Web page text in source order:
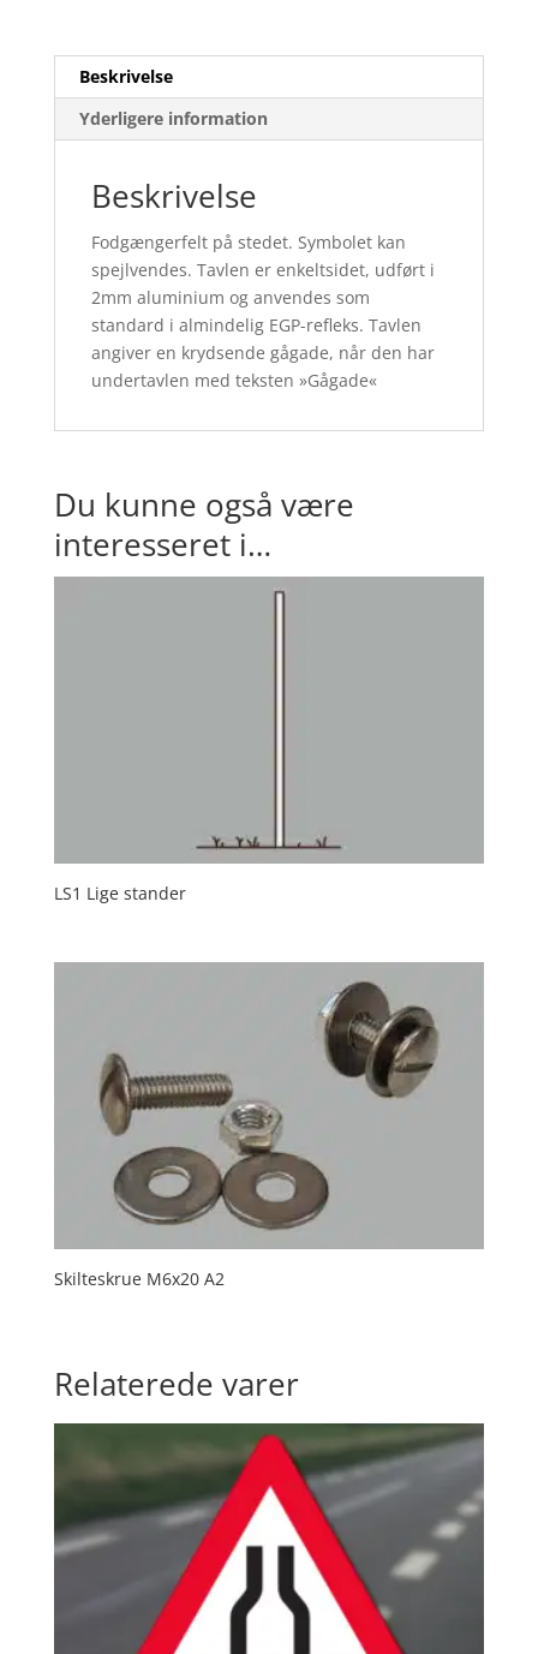
Beskrivelse
Yderligere information
Beskrivelse
Fodgængerfelt på stedet. Symbolet kan
spejlvendes. Tavlen er enkeltsidet, udført i
2mm aluminium og anvendes som
standard i almindelig EGP-refleks. Tavlen
angiver en krydsende gågade, når den har
undertavlen med teksten »Gågade«
Du kunne også være
interesseret i…
LS1 Lige stander
Skilteskrue M6x20 A2
Relaterede varer